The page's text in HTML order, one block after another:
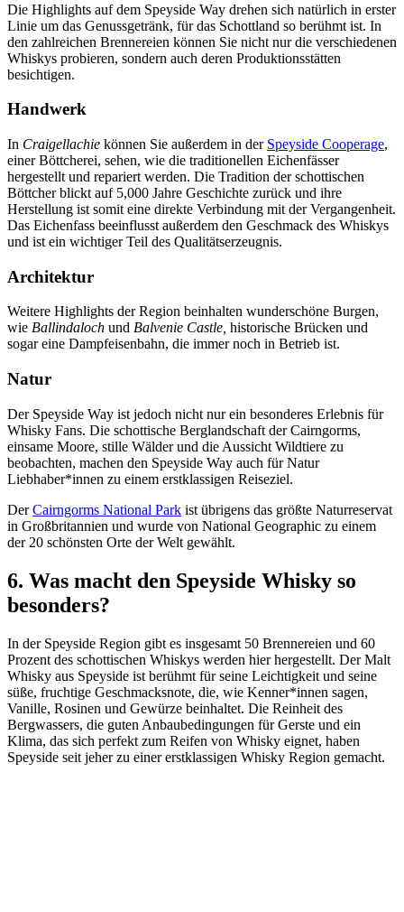
Die Highlights auf dem Speyside Way drehen sich natürlich in erster
Linie um das Genussgetränk, für das Schottland so berühmt ist. In
den zahlreichen Brennereien können Sie nicht nur die verschiedenen
Whiskys probieren, sondern auch deren Produktionsstätten
besichtigen.
Handwerk
In Craigellachie können Sie außerdem in der Speyside Cooperage,
einer Böttcherei, sehen, wie die traditionellen Eichenfässer
hergestellt und repariert werden. Die Tradition der schottischen
Böttcher blickt auf 5,000 Jahre Geschichte zurück und ihre
Herstellung ist somit eine direkte Verbindung mit der Vergangenheit.
Das Eichenfass beeinflusst außerdem den Geschmack des Whiskys
und ist ein wichtiger Teil des Qualitätserzeugnis.
Architektur
Weitere Highlights der Region beinhalten wunderschöne Burgen,
wie Ballindaloch und Balvenie Castle, historische Brücken und
sogar eine Dampfeisenbahn, die immer noch in Betrieb ist.
Natur
Der Speyside Way ist jedoch nicht nur ein besonderes Erlebnis für
Whisky Fans. Die schottische Berglandschaft der Cairngorms,
einsame Moore, stille Wälder und die Aussicht Wildtiere zu
beobachten, machen den Speyside Way auch für Natur
Liebhaber*innen zu einem erstklassigen Reiseziel.
DerCairngorms National Park ist übrigens das größte Naturreservat
in Großbritannien und wurde von National Geographic zu einem
der 20 schönsten Orte der Welt gewählt.
6. Was macht den Speyside Whisky so
besonders?
In der Speyside Region gibt es insgesamt 50 Brennereien und 60
Prozent des schottischen Whiskys werden hier hergestellt. Der Malt
Whisky aus Speyside ist berühmt für seine Leichtigkeit und seine
süße, fruchtige Geschmacksnote, die, wie Kenner*innen sagen,
Vanille, Rosinen und Gewürze beinhaltet. Die Reinheit des
Bergwassers, die guten Anbaubedingungen für Gerste und ein
Klima, das sich perfekt zum Reifen von Whisky eignet, haben
Speyside seit jeher zu einer erstklassigen Whisky Region gemacht.